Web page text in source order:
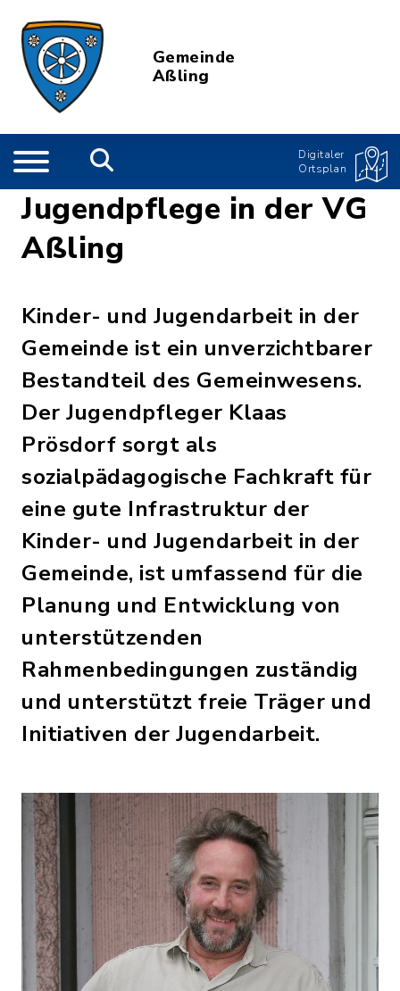
Gemeinde
Aßling
Digitaler
Ortsplan
Jugendpflege in der VG
Aßling
Kinder- und Jugendarbeit in der
Gemeinde ist ein unverzichtbarer
Bestandteil des Gemeinwesens.
Der Jugendpfleger Klaas
Prösdorf sorgt als
sozialpädagogische Fachkraft für
eine gute Infrastruktur der
Kinder- und Jugendarbeit in der
Gemeinde, ist umfassend für die
Planung und Entwicklung von
unterstützenden
Rahmenbedingungen zuständig
und unterstützt freie Träger und
Initiativen der Jugendarbeit.